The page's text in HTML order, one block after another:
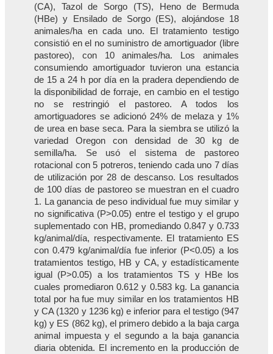
(CA), Tazol de Sorgo (TS), Heno de Bermuda
(HBe) y Ensilado de Sorgo (ES), alojándose 18
animales/ha en cada uno. El tratamiento testigo
consistió en el no suministro de amortiguador (libre
pastoreo), con 10 animales/ha. Los animales
consumiendo amortiguador tuvieron una estancia
de 15 a 24 h por día en la pradera dependiendo de
la disponibilidad de forraje, en cambio en el testigo
no se restringió el pastoreo. A todos los
amortiguadores se adicionó 24% de melaza y 1%
de urea en base seca. Para la siembra se utilizó la
variedad Oregon con densidad de 30 kg de
semilla/ha. Se usó el sistema de pastoreo
rotacional con 5 potreros, teniendo cada uno 7 días
de utilización por 28 de descanso. Los resultados
de 100 días de pastoreo se muestran en el cuadro
1. La ganancia de peso individual fue muy similar y
no significativa (P>0.05) entre el testigo y el grupo
suplementado con HB, promediando 0.847 y 0.733
kg/animal/día, respectivamente. El tratamiento ES
con 0.479 kg/animal/día fue inferior (P<0.05) a los
tratamientos testigo, HB y CA, y estadísticamente
igual (P>0.05) a los tratamientos TS y HBe los
cuales promediaron 0.612 y 0.583 kg. La ganancia
total por ha fue muy similar en los tratamientos HB
y CA (1320 y 1236 kg) e inferior para el testigo (947
kg) y ES (862 kg), el primero debido a la baja carga
animal impuesta y el segundo a la baja ganancia
diaria obtenida. El incremento en la producción de